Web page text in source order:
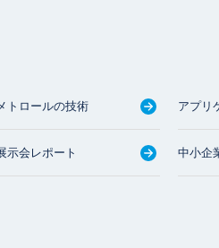
トロールの技術 アプリ
示会レポート 中小企